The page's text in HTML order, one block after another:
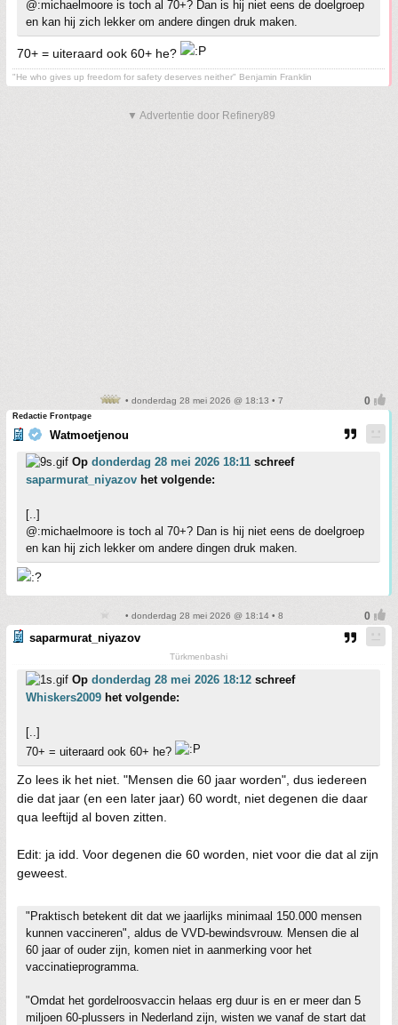
@:michaelmoore is toch al 70+? Dan is hij niet eens de doelgroep
en kan hij zich lekker om andere dingen druk maken.
70+ = uiteraard ook 60+ he?
"He who gives up freedom for safety deserves neither" Benjamin Franklin
▼ Advertentie door Refinery89
• donderdag 28 mei 2026 @ 18:13 • 7
Redactie Frontpage
Watmoetjenou
Op donderdag 28 mei 2026 18:11 schreef
saparmurat_niyazov het volgende:
[..]
@:michaelmoore is toch al 70+? Dan is hij niet eens de doelgroep
en kan hij zich lekker om andere dingen druk maken.
• donderdag 28 mei 2026 @ 18:14 • 8
saparmurat_niyazov
Türkmenbashi
Op donderdag 28 mei 2026 18:12 schreef
Whiskers2009 het volgende:
[..]
70+ = uiteraard ook 60+ he?
Zo lees ik het niet. "Mensen die 60 jaar worden", dus iedereen
die dat jaar (en een later jaar) 60 wordt, niet degenen die daar
qua leeftijd al boven zitten.
Edit: ja idd. Voor degenen die 60 worden, niet voor die dat al zijn
geweest.
"Praktisch betekent dit dat we jaarlijks minimaal 150.000 mensen
kunnen vaccineren", aldus de VVD-bewindsvrouw. Mensen die al
60 jaar of ouder zijn, komen niet in aanmerking voor het
vaccinatieprogramma.
"Omdat het gordelroosvaccin helaas erg duur is en er meer dan 5
miljoen 60-plussers in Nederland zijn, wisten we vanaf de start dat